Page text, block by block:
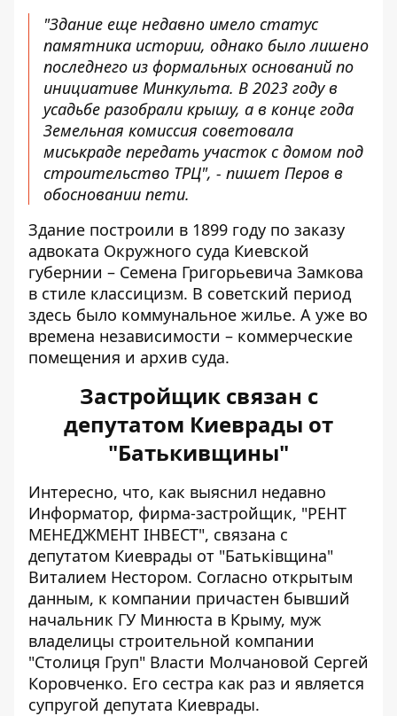
"Здание еще недавно имело статус
памятника истории, однако было лишено
последнего из формальных оснований по
инициативе Минкульта. В 2023 году в
усадьбе разобрали крышу, а в конце года
Земельная комиссия советовала
миськраде передать участок с домом под
строительство ТРЦ", - пишет Перов в
обосновании пети.
Здание построили в 1899 году по заказу
адвоката Окружного суда Киевской
губернии – Семена Григорьевича Замкова
в стиле классицизм. В советский период
здесь было коммунальное жилье. А уже во
времена независимости – коммерческие
помещения и архив суда.
Застройщик связан с
депутатом Киеврады от
"Батькивщины"
Интересно, что, как выяснил недавно
Информатор, фирма-застройщик, "РЕНТ
МЕНЕДЖМЕНТ ІНВЕСТ", связана с
депутатом Киеврады от "Батьківщина"
Виталием Нестором. Согласно открытым
данным, к компании причастен бывший
начальник ГУ Минюста в Крыму, муж
владелицы строительной компании
"Столиця Груп" Власти Молчановой Сергей
Коровченко. Его сестра как раз и является
супругой депутата Киеврады.